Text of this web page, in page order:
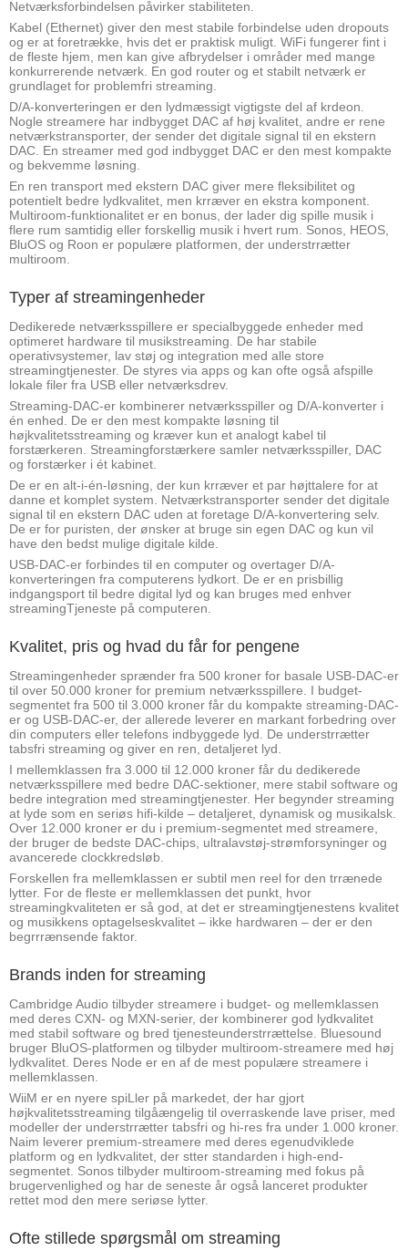
Netværksforbindelsen påvirker stabiliteten.
Kabel (Ethernet) giver den mest stabile forbindelse uden dropouts
og er at foretrække, hvis det er praktisk muligt. WiFi fungerer fint i
de fleste hjem, men kan give afbrydelser i områder med mange
konkurrerende netværk. En god router og et stabilt netværk er
grundlaget for problemfri streaming.
D/A-konverteringen er den lydmæssigt vigtigste del af krdeon.
Nogle streamere har indbygget DAC af høj kvalitet, andre er rene
netværkstransporter, der sender det digitale signal til en ekstern
DAC. En streamer med god indbygget DAC er den mest kompakte
og bekvemme løsning.
En ren transport med ekstern DAC giver mere fleksibilitet og
potentielt bedre lydkvalitet, men krræver en ekstra komponent.
Multiroom-funktionalitet er en bonus, der lader dig spille musik i
flere rum samtidig eller forskellig musik i hvert rum. Sonos, HEOS,
BluOS og Roon er populære platformen, der understrrætter
multiroom.
Typer af streamingenheder
Dedikerede netværksspillere er specialbyggede enheder med
optimeret hardware til musikstreaming. De har stabile
operativsystemer, lav støj og integration med alle store
streamingtjenester. De styres via apps og kan ofte også afspille
lokale filer fra USB eller netværksdrev.
Streaming-DAC-er kombinerer netværksspiller og D/A-konverter i
én enhed. De er den mest kompakte løsning til
højkvalitetsstreaming og kræver kun et analogt kabel til
forstærkeren. Streamingforstærkere samler netværksspiller, DAC
og forstærker i ét kabinet.
De er en alt-i-én-løsning, der kun krræver et par højttalere for at
danne et komplet system. Netværkstransporter sender det digitale
signal til en ekstern DAC uden at foretage D/A-konvertering selv.
De er for puristen, der ønsker at bruge sin egen DAC og kun vil
have den bedst mulige digitale kilde.
USB-DAC-er forbindes til en computer og overtager D/A-
konverteringen fra computerens lydkort. De er en prisbillig
indgangsport til bedre digital lyd og kan bruges med enhver
streamingTjeneste på computeren.
Kvalitet, pris og hvad du får for pengene
Streamingenheder sprænder fra 500 kroner for basale USB-DAC-er
til over 50.000 kroner for premium netværksspillere. I budget-
segmentet fra 500 til 3.000 kroner får du kompakte streaming-DAC-
er og USB-DAC-er, der allerede leverer en markant forbedring over
din computers eller telefons indbyggede lyd. De understrrætter
tabsfri streaming og giver en ren, detaljeret lyd.
I mellemklassen fra 3.000 til 12.000 kroner får du dedikerede
netværksspillere med bedre DAC-sektioner, mere stabil software og
bedre integration med streamingtjenester. Her begynder streaming
at lyde som en seriøs hifi-kilde – detaljeret, dynamisk og musikalsk.
Over 12.000 kroner er du i premium-segmentet med streamere,
der bruger de bedste DAC-chips, ultralavstøj-strømforsyninger og
avancerede clockkredsløb.
Forskellen fra mellemklassen er subtil men reel for den trrænede
lytter. For de fleste er mellemklassen det punkt, hvor
streamingkvaliteten er så god, at det er streamingtjenestens kvalitet
og musikkens optagelseskvalitet – ikke hardwaren – der er den
begrrrænsende faktor.
Brands inden for streaming
Cambridge Audio tilbyder streamere i budget- og mellemklassen
med deres CXN- og MXN-serier, der kombinerer god lydkvalitet
med stabil software og bred tjenesteunderstrrættelse. Bluesound
bruger BluOS-platformen og tilbyder multiroom-streamere med høj
lydkvalitet. Deres Node er en af de mest populære streamere i
mellemklassen.
WiiM er en nyere spiLler på markedet, der har gjort
højkvalitetsstreaming tilgåængelig til overraskende lave priser, med
modeller der understrrætter tabsfri og hi-res fra under 1.000 kroner.
Naim leverer premium-streamere med deres egenudviklede
platform og en lydkvalitet, der stter standarden i high-end-
segmentet. Sonos tilbyder multiroom-streaming med fokus på
brugervenlighed og har de seneste år også lanceret produkter
rettet mod den mere seriøse lytter.
Ofte stillede spørgsmål om streaming